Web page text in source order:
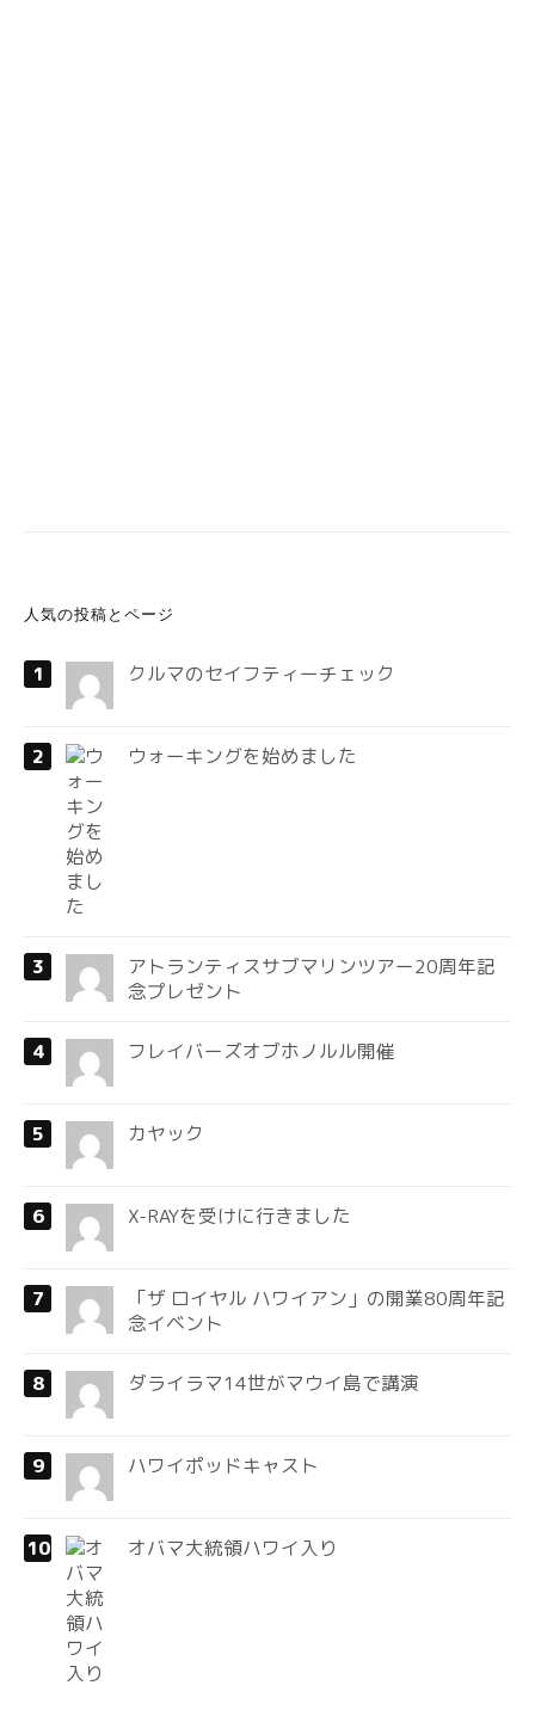
人気の投稿とページ
クルマのセイフティーチェック
ウォーキングを始めました
アトランティスサブマリンツアー20周年記
念プレゼント
フレイバーズオブホノルル開催
カヤック
X-RAYを受けに行きました
「ザ ロイヤル ハワイアン」の開業80周年記
念イベント
ダライラマ14世がマウイ島で講演
ハワイポッドキャスト
オバマ大統領ハワイ入り